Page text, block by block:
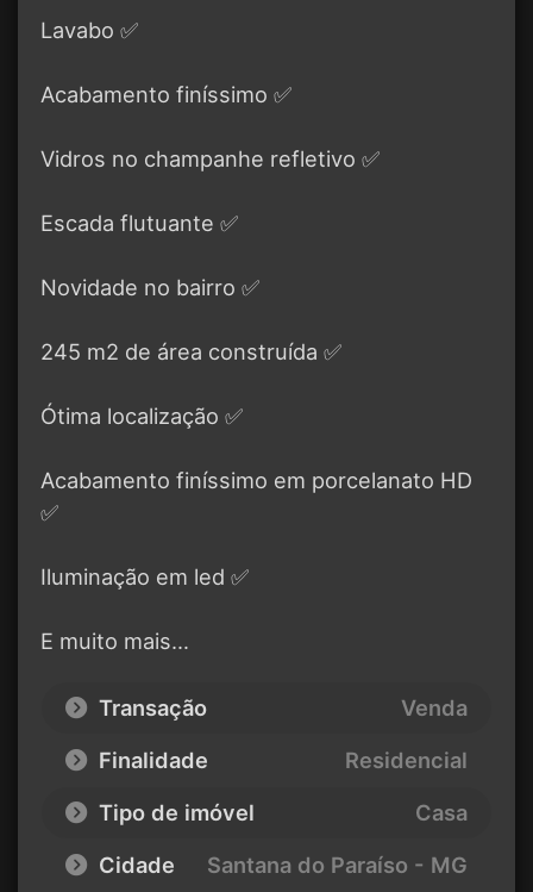
Lavabo ✅
Acabamento finíssimo ✅
Vidros no champanhe refletivo ✅
Escada flutuante ✅
Novidade no bairro ✅
245 m2 de área construída ✅
Ótima localização ✅
Acabamento finíssimo em porcelanato HD
✅
Iluminação em led ✅
E muito mais…
Transação
Venda
Finalidade
Residencial
Tipo de imóvel
Casa
Cidade
Santana do Paraíso - MG